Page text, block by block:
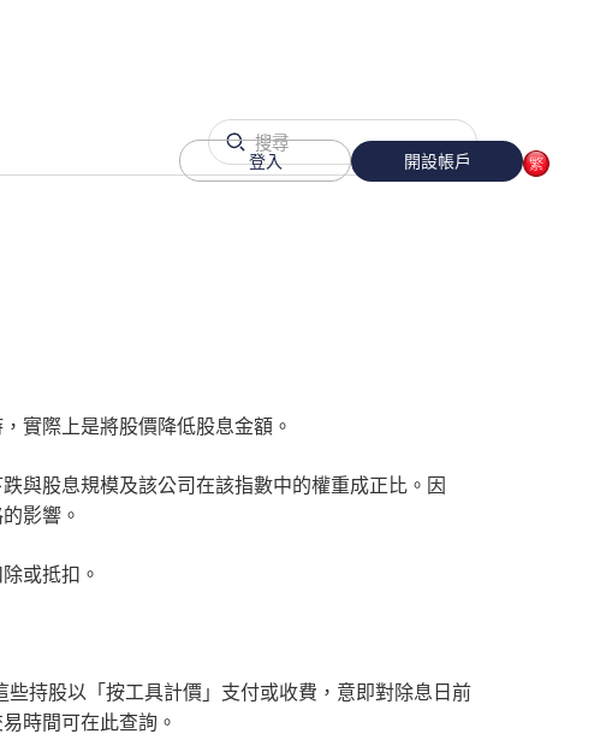
登入 開設帳戶
實際上是將股價降低股息金額。
與股息規模及該公司在該指數中的權重成正比。因
影響。
或抵扣。
持股以「按工具計價」支付或收費，意即對除息日前
時間可在此查詢。